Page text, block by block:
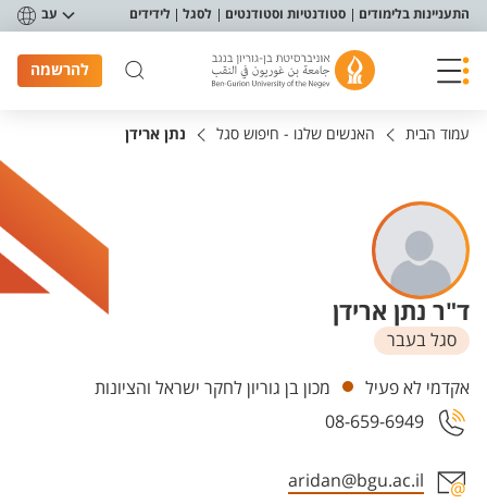
תפריט נגישות
התעניינות בלימודים סטודנטיות וסטודנטים לסגל לידידים עב
להרשמה
עמוד הבית האנשים שלנו - חיפוש סגל נתן ארידן
ד"ר נתן ארידן
סגל בעבר
יחידות
אקדמי לא פעיל
מכון בן גוריון לחקר ישראל והציונות
08-659-6949
aridan@bgu.ac.il